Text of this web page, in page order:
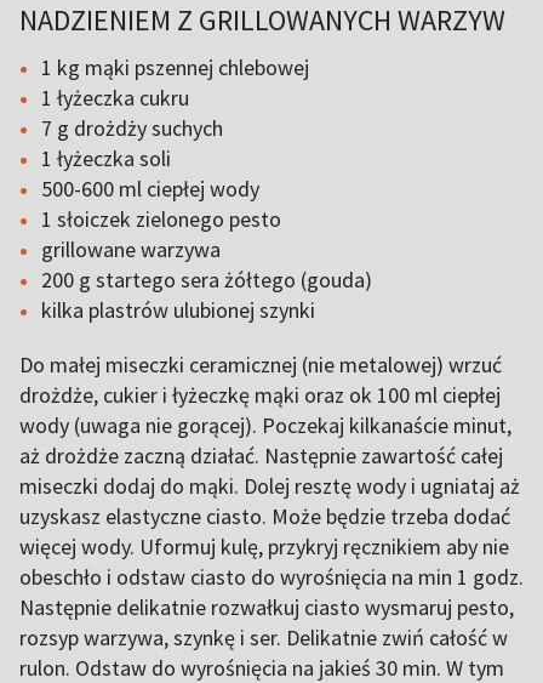
NADZIENIEM Z GRILLOWANYCH WARZYW
1 kg mąki pszennej chlebowej
1 łyżeczka cukru
7 g drożdży suchych
1 łyżeczka soli
500-600 ml ciepłej wody
1 słoiczek zielonego pesto
grillowane warzywa
200 g startego sera żółtego (gouda)
kilka plastrów ulubionej szynki
Do małej miseczki ceramicznej (nie metalowej) wrzuć
drożdże, cukier i łyżeczkę mąki oraz ok 100 ml ciepłej
wody (uwaga nie gorącej). Poczekaj kilkanaście minut,
aż drożdże zaczną działać. Następnie zawartość całej
miseczki dodaj do mąki. Dolej resztę wody i ugniataj aż
uzyskasz elastyczne ciasto. Może będzie trzeba dodać
więcej wody. Uformuj kulę, przykryj ręcznikiem aby nie
obeschło i odstaw ciasto do wyrośnięcia na min 1 godz.
Następnie delikatnie rozwałkuj ciasto wysmaruj pesto,
rozsyp warzywa, szynkę i ser. Delikatnie zwiń całość w
rulon. Odstaw do wyrośnięcia na jakieś 30 min. W tym